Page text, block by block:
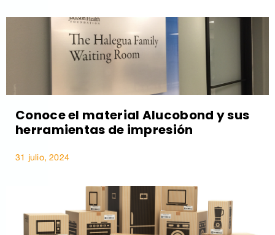
Conoce el material Alucobond y sus
herramientas de impresión
31 julio, 2024